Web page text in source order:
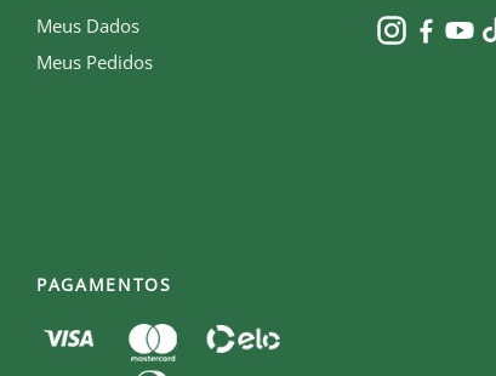
Meus Dados
Meus Pedidos
PAGAMENTOS